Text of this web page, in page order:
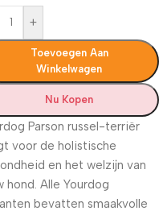
+
Toevoegen Aan
Winkelwagen
Nu Kopen
Parson russel-terriër
voor de holistische
en het welzijn van
hond. Alle Yourdog
bevatten smaakvolle